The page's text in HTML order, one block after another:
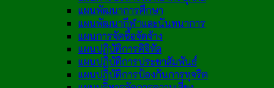
แผนพัฒนาการศึกษา
แผนพัฒนากีฬาและนันทนาการ
แผนการจัดซื้อจัดจ้าง
แผนปฏิบัติการดิจิทัล
แผนปฏิบัติการประชาสัมพันธ์
แผนปฏิบัติการป้องกันการทุจริต